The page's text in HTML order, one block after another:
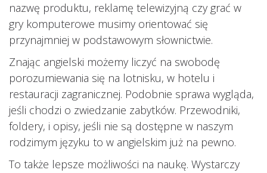
nazwę produktu, reklamę telewizyjną czy grać w
gry komputerowe musimy orientować się
przynajmniej w podstawowym słownictwie.
Znając angielski możemy liczyć na swobodę
porozumiewania się na lotnisku, w hotelu i
restauracji zagranicznej. Podobnie sprawa wygląda,
jeśli chodzi o zwiedzanie zabytków. Przewodniki,
foldery, i opisy, jeśli nie są dostępne w naszym
rodzimym języku to w angielskim już na pewno.
To także lepsze możliwości na naukę. Wystarczy